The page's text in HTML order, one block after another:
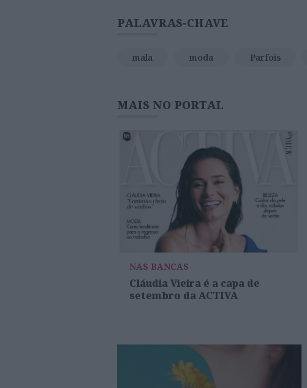
PALAVRAS-CHAVE
mala moda Parfois
MAIS NO PORTAL
NAS BANCAS
Cláudia Vieira é a capa de
setembro da ACTIVA